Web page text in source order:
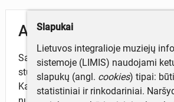
Aprašymas
Savaitinis ekonomikos žurnalas.
studijų draugija. Vyr. redaktorius
Kaina 0,5 Lt. To paties objekto vieno
Slapukai
Lietuvos integralioje muziejų
sistemoje (LIMIS) naudojami
slapukų (angl. cookies) tipai:
statistiniai ir rinkodariniai.